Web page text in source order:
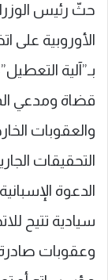
حثّ رئيس
الأوروبية
بـ”آلية
قضاة ومدعي
والعقوبات
التحقيقات
الدعوة
سيادية تتيح
وعقوبات